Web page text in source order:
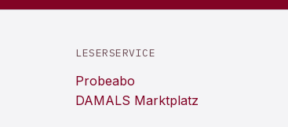
LESERSERVICE
Probeabo
DAMALS Marktplatz